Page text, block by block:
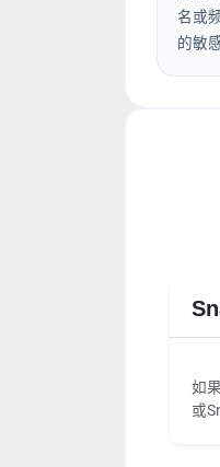
名或
的敏
如
或